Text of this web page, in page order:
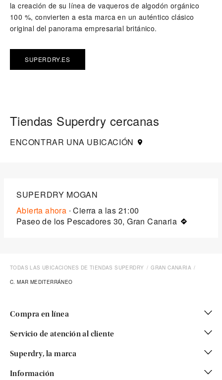
la creación de su línea de vaqueros de algodón orgánico
100 %, convierten a esta marca en un auténtico clásico
original del panorama empresarial británico.
SUPERDRY.ES
Tiendas Superdry cercanas
ENCONTRAR UNA UBICACIÓN
SUPERDRY MOGAN
Abierta ahora ∙ Cierra a las 21:00
Paseo de los Pescadores 30, Gran Canaria
TODAS LAS UBICACIONES DE TIENDAS SUPERDRY GRAN CANARIA
C. MAR MEDITERRÁNEO
Compra en línea
Servicio de atención al cliente
Superdry, la marca
Información